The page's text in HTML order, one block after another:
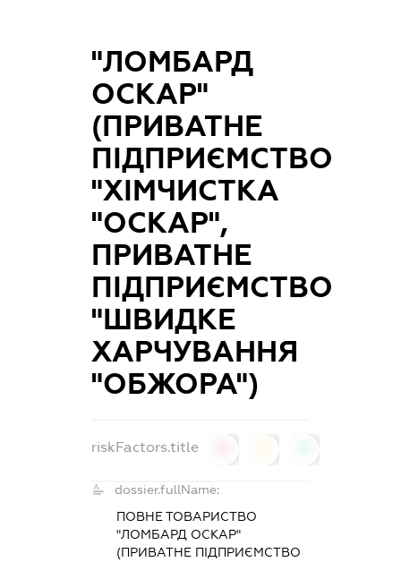
"ЛОМБАРД
ОСКАР"
(ПРИВАТНЕ
ПІДПРИЄМСТВО
"ХІМЧИСТКА
"ОСКАР",
ПРИВАТНЕ
ПІДПРИЄМСТВО
"ШВИДКЕ
ХАРЧУВАННЯ
"ОБЖОРА")
riskFactors.title
dossier.fullName:
ПОВНЕ ТОВАРИСТВО
"ЛОМБАРД ОСКАР"
(ПРИВАТНЕ ПІДПРИЄМСТВО